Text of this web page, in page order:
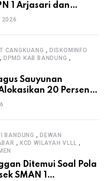
1 Arjasari dan
Sambut Antusias
2026
CANGKUANG , DISKOMINFO
, DPMD KAB BANDUNG ,
Sauyunan
20 Persen
untuk Ketahanan
BANDUNG ,DEWAN
, KCD WILAYAH VLLL ,
Ditemui Soal Pola
SMAN 1